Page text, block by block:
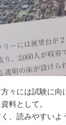
々には試験に
料として。
、読みやすい